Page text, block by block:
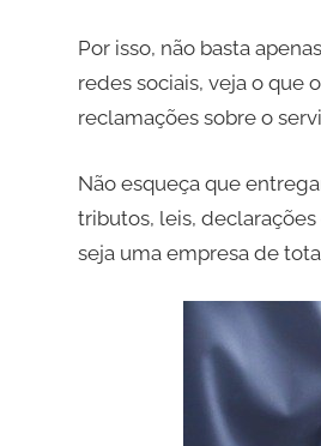
Por isso, não basta
redes sociais, veja o que
reclamações sobre o
Não esqueça que
tributos, leis,
seja uma empresa de